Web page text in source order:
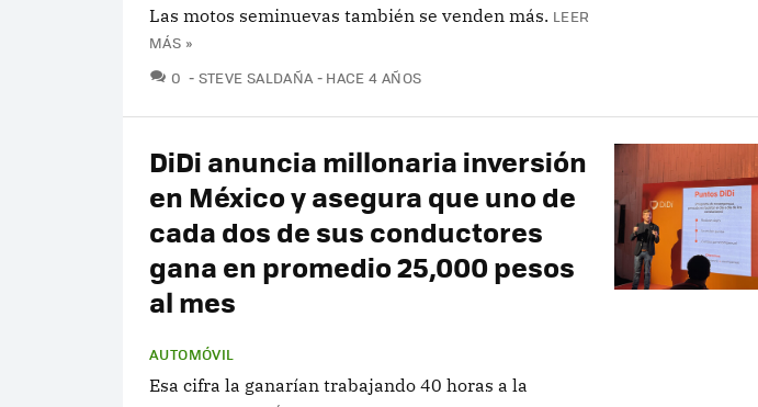
Las motos seminuevas también se venden más. LEER
MÁS »
0 COMENTARIOS
STEVE SALDAÑA HACE 4 AÑOS
DiDi anuncia millonaria inversión
en México y asegura que uno de
cada dos de sus conductores
gana en promedio 25,000 pesos
al mes
AUTOMÓVIL
Esa cifra la ganarían trabajando 40 horas a la